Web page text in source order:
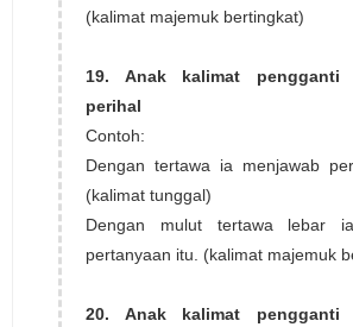
(kalimat majemuk bertingkat)
19. Anak kalimat pengganti
perihal
Contoh:
Dengan tertawa ia menjawab
(kalimat tunggal)
Dengan mulut tertawa lebar
pertanyaan itu. (kalimat majemuk
20. Anak kalimat pengganti